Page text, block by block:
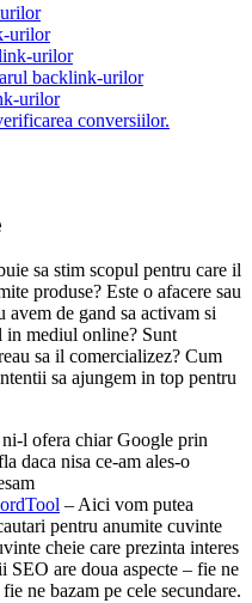
urilor
urilor
backlink-urilor
urilor
conversiilor.
sa stim scopul pentru care il
produse? Este o afacere sau
de gand sa activam si
in mediul online? Sunt
sa il comercializez? Cum
sa ajungem in top pentru
l ofera chiar Google prin
daca nisa ce-am ales-o
– Aici vom putea
pentru anumite cuvinte
cheie care prezinta interes
SEO are doua aspecte – fie ne
ne bazam pe cele secundare.